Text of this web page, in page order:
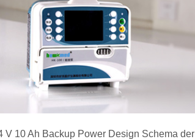
V 10 Ah Backup Power Design Schema der